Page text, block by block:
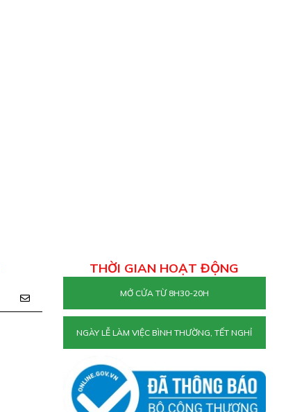
THỜI GIAN HOẠT ĐỘNG
MỞ CỬA TỪ 8H30-20H
NGÀY LỄ LÀM VIỆC BÌNH THƯỜNG, TẾT NGHỈ